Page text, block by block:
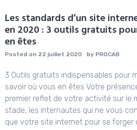
Les standards d’un site
en 2020 : 3 outils gratuits
en êtes
Posted on 22 juillet 2020 by PROCAB
3 Outils gratuits indispensables pour
savoir où vous en êtes Votre
premier reflet de votre activité sur le
stade, les internautes qui ne vous
que votre site internet pour se forger